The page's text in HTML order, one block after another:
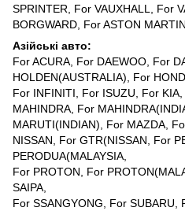
SPRINTER, For VAUXHALL, For
BORGWARD, For ASTON
Азійські авто:
For ACURA, For DAEWOO, For
HOLDEN(AUSTRALIA), For
For INFINITI, For ISUZU, For
MAHINDRA, For
MARUTI(INDIAN), For MAZDA,
NISSAN, For GTR(NISSAN, For
PERODUA(MALAYSIA,
For PROTON, For
SAIPA,
For SSANGYONG, For SUBARU,